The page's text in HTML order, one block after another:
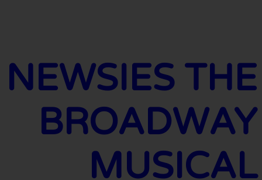
NEWSIES THE
BROADWAY
MUSICAL